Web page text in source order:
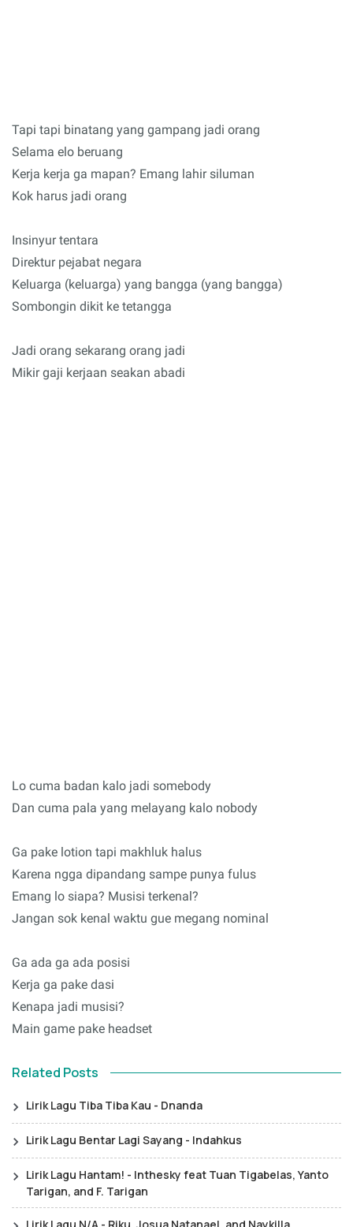
Tapi tapi binatang yang gampang jadi orang
Selama elo beruang
Kerja kerja ga mapan? Emang lahir siluman
Kok harus jadi orang
Insinyur tentara
Direktur pejabat negara
Keluarga (keluarga) yang bangga (yang bangga)
Sombongin dikit ke tetangga
Jadi orang sekarang orang jadi
Mikir gaji kerjaan seakan abadi
Lo cuma badan kalo jadi somebody
Dan cuma pala yang melayang kalo nobody
Ga pake lotion tapi makhluk halus
Karena ngga dipandang sampe punya fulus
Emang lo siapa? Musisi terkenal?
Jangan sok kenal waktu gue megang nominal
Ga ada ga ada posisi
Kerja ga pake dasi
Kenapa jadi musisi?
Main game pake headset
Related Posts
Lirik Lagu Tiba Tiba Kau - Dnanda
Lirik Lagu Bentar Lagi Sayang - Indahkus
Lirik Lagu Hantam! - Inthesky feat Tuan Tigabelas, Yanto
Tarigan, and F. Tarigan